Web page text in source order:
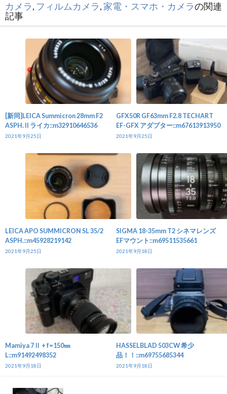
カメラ, フィルムカメラ, 家電・スマホ・カメラの関連
記事
[新同]LEICA Summicron 28mm F2
ASPH. II ライカ::m32910646536
2021年9月25日
GFX50R GF63mm F2.8 TECHART
EF-GFX アダプター::m67613913950
2021年9月25日
LEICA APO SUMMICRON SL 35/2
ASPH.::m45928219142
2021年9月25日
SIGMA 18-35mm T2 シネマレンズ
EFマウント::m69511535661
2021年9月18日
Mamiya 7Ⅱ + f=150㎜
L::m91492498352
2021年9月18日
HASSELBLAD 503CW 希少
品！！::m69755685344
2021年9月18日